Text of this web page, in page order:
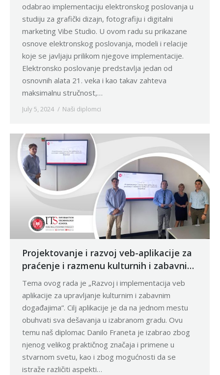
odabrao implementaciju elektronskog poslovanja u
studiju za grafički dizajn, fotografiju i digitalni
marketing Vibe Studio. U ovom radu su prikazane
osnove elektronskog poslovanja, modeli i relacije
koje se javljaju prilikom njegove implementacije.
Elektronsko poslovanje predstavlja jedan od
osnovnih alata 21. veka i kao takav zahteva
maksimalnu stručnost,…
July 5, 2024 Naši diplomci
Projektovanje i razvoj veb-aplikacije za
praćenje i razmenu kulturnih i zabavnih
događaja
Tema ovog rada je „Razvoj i implementacija veb
aplikacije za upravljanje kulturnim i zabavnim
događajima”. Cilj aplikacije je da na jednom mestu
obuhvati sva dešavanja u izabranom gradu. Ovu
temu naš diplomac Danilo Franeta je izabrao zbog
njenog velikog praktičnog značaja i primene u
stvarnom svetu, kao i zbog mogućnosti da se
istraže različiti aspekti…